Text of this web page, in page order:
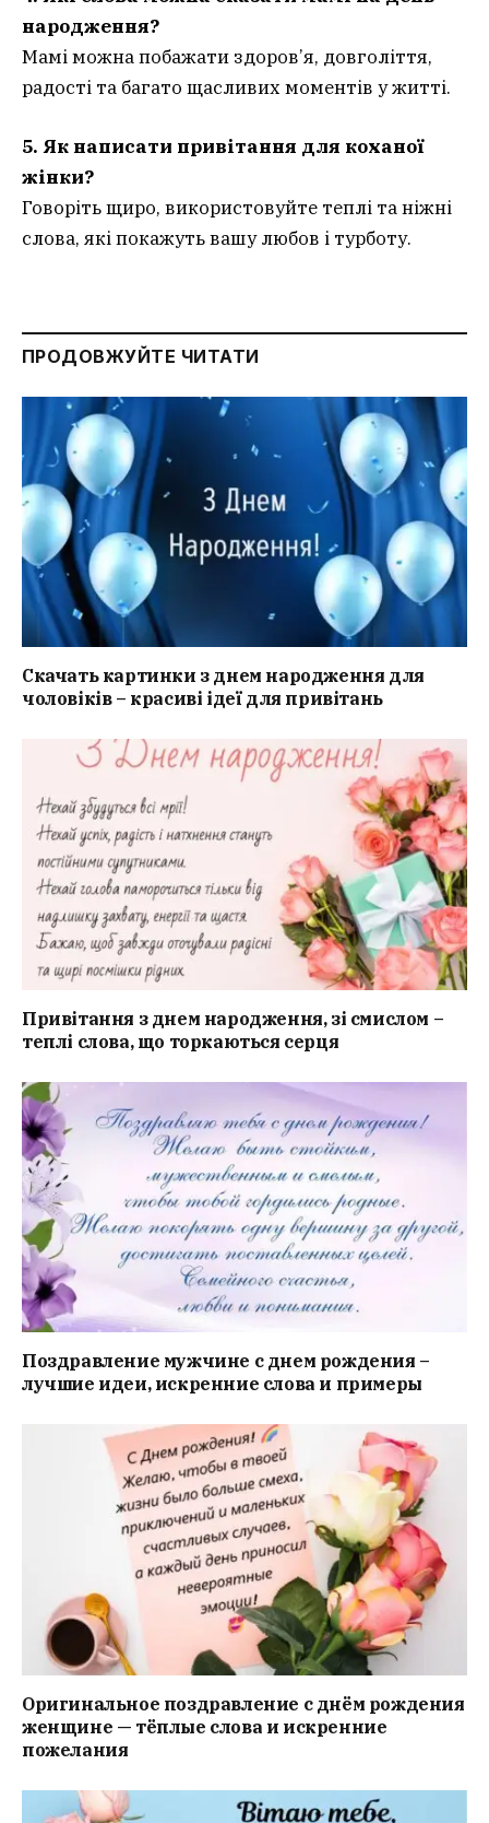
народження?
Мамі можна побажати здоров’я, довголіття,
радості та багато щасливих моментів у житті.
5. Як написати привітання для коханої
жінки?
Говоріть щиро, використовуйте теплі та ніжні
слова, які покажуть вашу любов і турботу.
ПРОДОВЖУЙТЕ ЧИТАТИ
Скачать картинки з днем народження для
чоловіків – красиві ідеї для привітань
Привітання з днем народження, зі смислом –
теплі слова, що торкаються серця
Поздравление мужчине с днем рождения –
лучшие идеи, искренние слова и примеры
Оригинальное поздравление с днём рождения
женщине — тёплые слова и искренние
пожелания